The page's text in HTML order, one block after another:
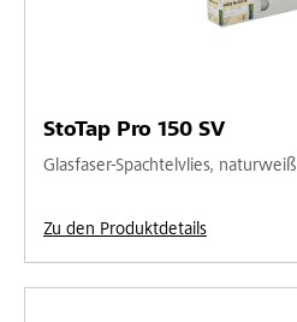
StoTap Pro 150 SV
Glasfaser-Spachtelvlies, naturweiß
Zu den Produktdetails